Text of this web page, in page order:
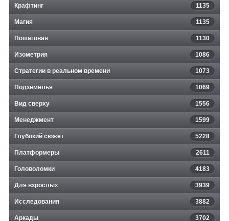
Крафтинг 1135
Магия 1135
Пошаговая 1130
Изометрия 1086
Стратегии в реальном времени 1073
Подземелья 1069
Вид сверху 1556
Менеджмент 1599
Глубокий сюжет 5228
Платформеры 2611
Головоломки 4183
Для взрослых 3939
Исследования 3882
Аркады 3702